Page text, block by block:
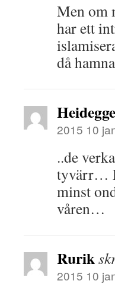
Men om
har ett
då
2015 10
..de
tyvärr…
minst
våren…
Rurik
2015 10